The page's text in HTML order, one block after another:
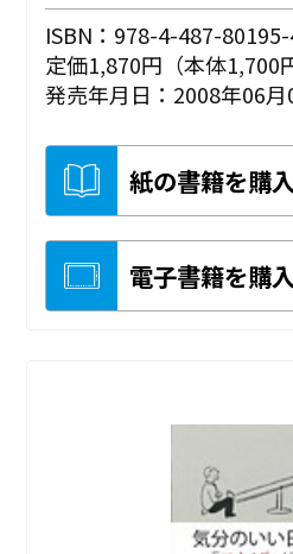
ISBN：978-4-487-
定価1,870円（本体1,700
発売年月日：2008年06月
紙の書籍を購
電子書籍を購